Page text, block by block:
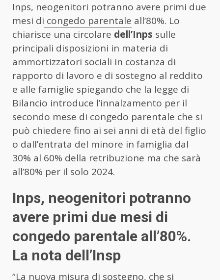
Inps, neogenitori potranno avere primi due
mesi di congedo parentale all’80%. Lo
chiarisce una circolare dell’Inps sulle
principali disposizioni in materia di
ammortizzatori sociali in costanza di
rapporto di lavoro e di sostegno al reddito
e alle famiglie spiegando che la legge di
Bilancio introduce l’innalzamento per il
secondo mese di congedo parentale che si
può chiedere fino ai sei anni di età del figlio
o dall’entrata del minore in famiglia dal
30% al 60% della retribuzione ma che sarà
all’80% per il solo 2024.
Inps, neogenitori potranno
avere primi due mesi di
congedo parentale all’80%.
La nota dell’Insp
“La nuova misura di sostegno, che si